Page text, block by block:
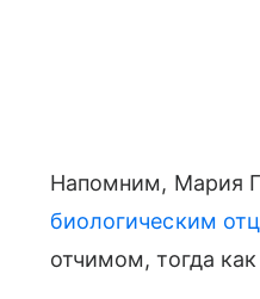
Напомним, Мария
биологическим
отчимом, тогда